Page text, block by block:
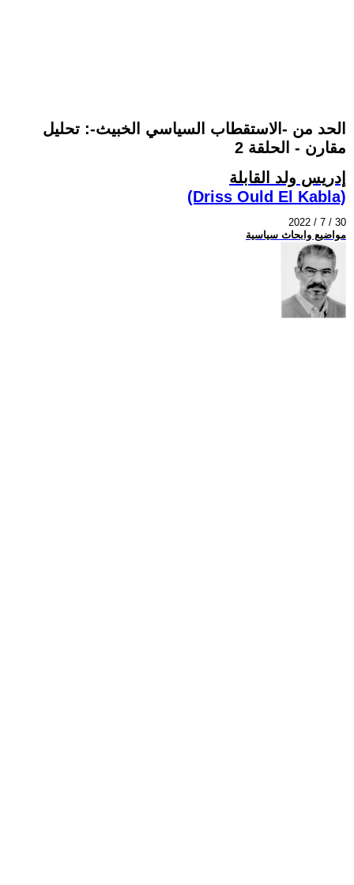
الحد من -الاستقطاب السياسي الخبيث-: تحليل
مقارن - الحلقة 2
إدريس ولد القابلة
(Driss Ould El Kabla)
2022 / 7 / 30
مواضيع وابحاث سياسية